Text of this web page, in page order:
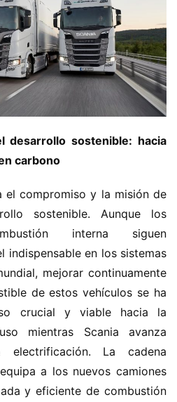
desarrollo sostenible: hacia
carbono
el compromiso y la misión de
sostenible. Aunque los
interna siguen
indispensable en los sistemas
mejorar continuamente
de estos vehículos se ha
crucial y viable hacia la
mientras Scania avanza
electrificación. La cadena
a los nuevos camiones
y eficiente de combustión